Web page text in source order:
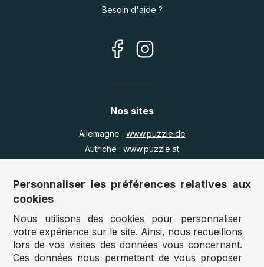
Besoin d'aide ?
Nos sites
Allemagne : www.puzzle.de
Autriche : www.puzzle.at
Royaume Uni :
www.jigsawpuzzle.co.uk
Accès revendeurs / détaillants
Vous avez un magasin ?
Vous souhaitez accéder à nos prix revendeurs ?
Personnaliser les préférences relatives aux
cookies
Nous utilisons des cookies pour personnaliser
votre expérience sur le site. Ainsi, nous recueillons
lors de vos visites des données vous concernant.
Ces données nous permettent de vous proposer